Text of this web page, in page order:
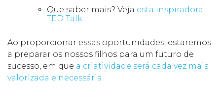
Que saber mais? Veja esta inspiradora
TED Talk.
Ao proporcionar essas oportunidades, estaremos
a preparar os nossos filhos para um futuro de
sucesso, em que a criatividade será cada vez mais
valorizada e necessária.